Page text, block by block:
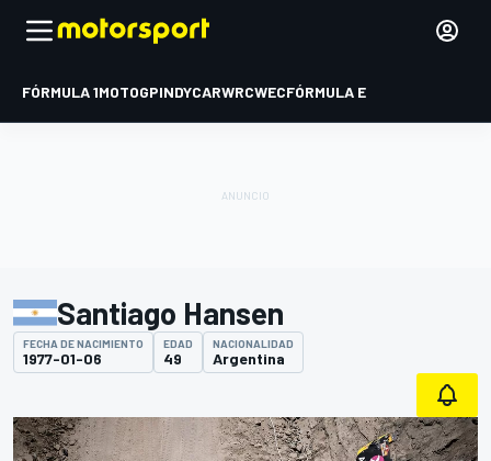
FÓRMULA 1MOTOGPINDYCARWRCWECFÓRMULA E
Santiago Hansen
FECHA DE NACIMIENTO
1977-01-06
EDAD
49
NACIONALIDAD
Argentina